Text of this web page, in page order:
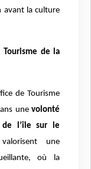
avant la culture
Tourisme de la
de Tourisme
une volonté
de l’île sur le
une
où la